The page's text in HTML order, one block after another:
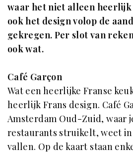
waar het niet alleen heerlijk
ook het design volop de
gekregen. Per slot van
ook wat.
Café Garçon
Wat een heerlijke Franse
heerlijk Frans design. Café
Amsterdam Oud-Zuid, waar
restaurants struikelt, weet
vallen. Op de kaart staan